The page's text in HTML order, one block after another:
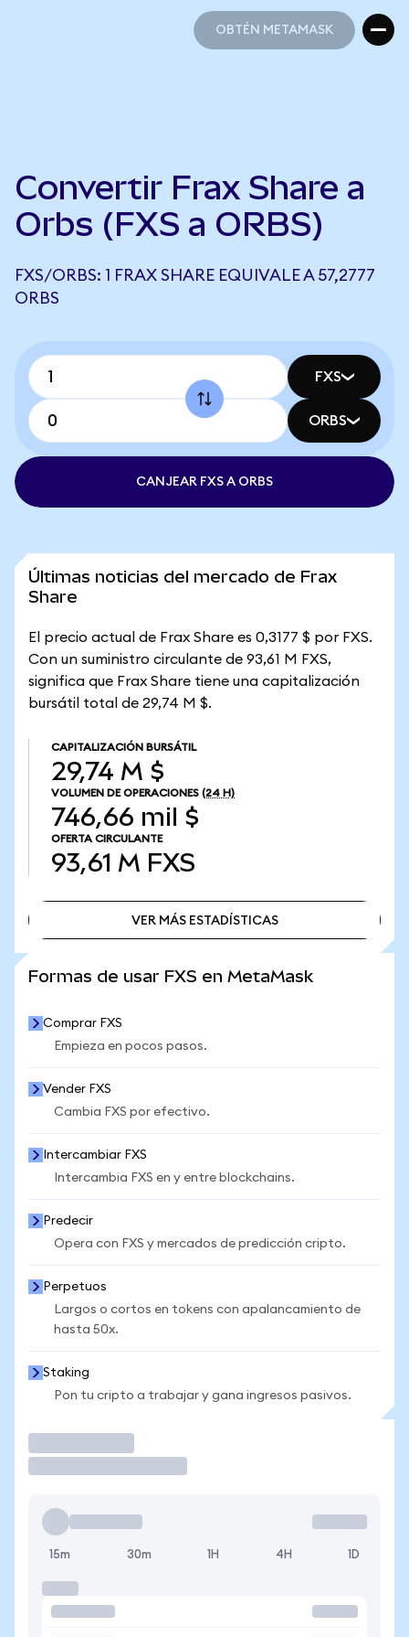
OBTÉN METAMASK
Convertir Frax Share a
Orbs (FXS a ORBS)
FXS/ORBS: 1 FRAX SHARE EQUIVALE A 57,2777
ORBS
FXS
ORBS
CANJEAR FXS A ORBS
Últimas noticias del mercado de Frax
Share
El precio actual de Frax Share es 0,3177 $ por FXS.
Con un suministro circulante de 93,61 M FXS,
significa que Frax Share tiene una capitalización
bursátil total de 29,74 M $.
CAPITALIZACIÓN BURSÁTIL
29,74 M $
VOLUMEN DE OPERACIONES (24 H)
746,66 mil $
OFERTA CIRCULANTE
93,61 M FXS
VER MÁS ESTADÍSTICAS
Formas de usar FXS en MetaMask
Comprar FXS
Empieza en pocos pasos.
Vender FXS
Cambia FXS por efectivo.
Intercambiar FXS
Intercambia FXS en y entre blockchains.
Predecir
Opera con FXS y mercados de predicción cripto.
Perpetuos
Largos o cortos en tokens con apalancamiento de
hasta 50x.
Staking
Pon tu cripto a trabajar y gana ingresos pasivos.
15m 30m 1H 4H 1D